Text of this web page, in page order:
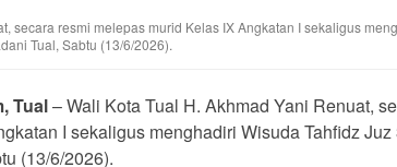
secara resmi melepas murid Kelas IX Angkatan I sekaligus
Tual, Sabtu (13/6/2026).
Tual– Wali Kota Tual H. Akhmad Yani Renuat,
I sekaligus menghadiri Wisuda Tahfidz
(13/6/2026).